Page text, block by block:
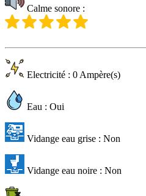
Calme sonore :
Electricité : 0 Ampère(s)
Eau : Oui
Vidange eau grise : Non
Vidange eau noire : Non